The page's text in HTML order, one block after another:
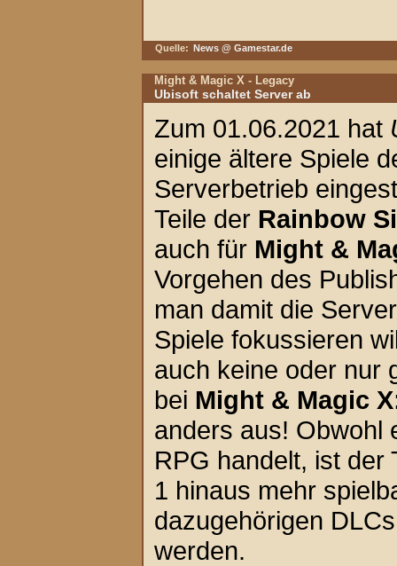
Quelle: News @ Gamestar.de
Might & Magic X - Legacy
Ubisoft schaltet Server ab
Zum 01.06.2021 hat
einige ältere Spiele
Serverbetrieb
Teile der Rainbow
auch für Might &
Vorgehen des
man damit die
Spiele fokussieren
auch keine oder nur
bei Might & Magic
anders aus! Obwohl
RPG handelt, ist der
1 hinaus mehr
dazugehörigen
werden.